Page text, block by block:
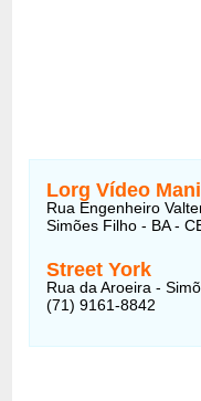
Lorg Vídeo
Rua Engenheiro
Simões Filho - BA -
Street York
Rua da Aroeira -
(71) 9161-8842